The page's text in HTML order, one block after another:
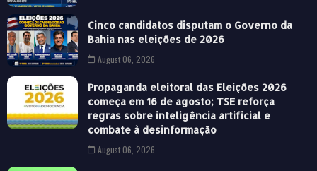
Cinco candidatos disputam o Governo da
Bahia nas eleições de 2026
August 06, 2026
Propaganda eleitoral das Eleições 2026
começa em 16 de agosto; TSE reforça
regras sobre inteligência artificial e
combate à desinformação
August 06, 2026